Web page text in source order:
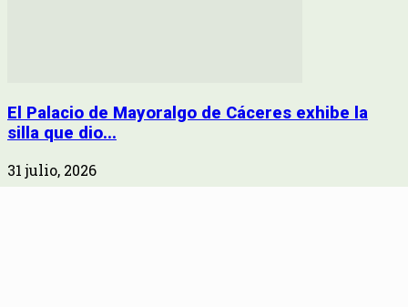
El Palacio de Mayoralgo de Cáceres exhibe la
silla que dio...
31 julio, 2026